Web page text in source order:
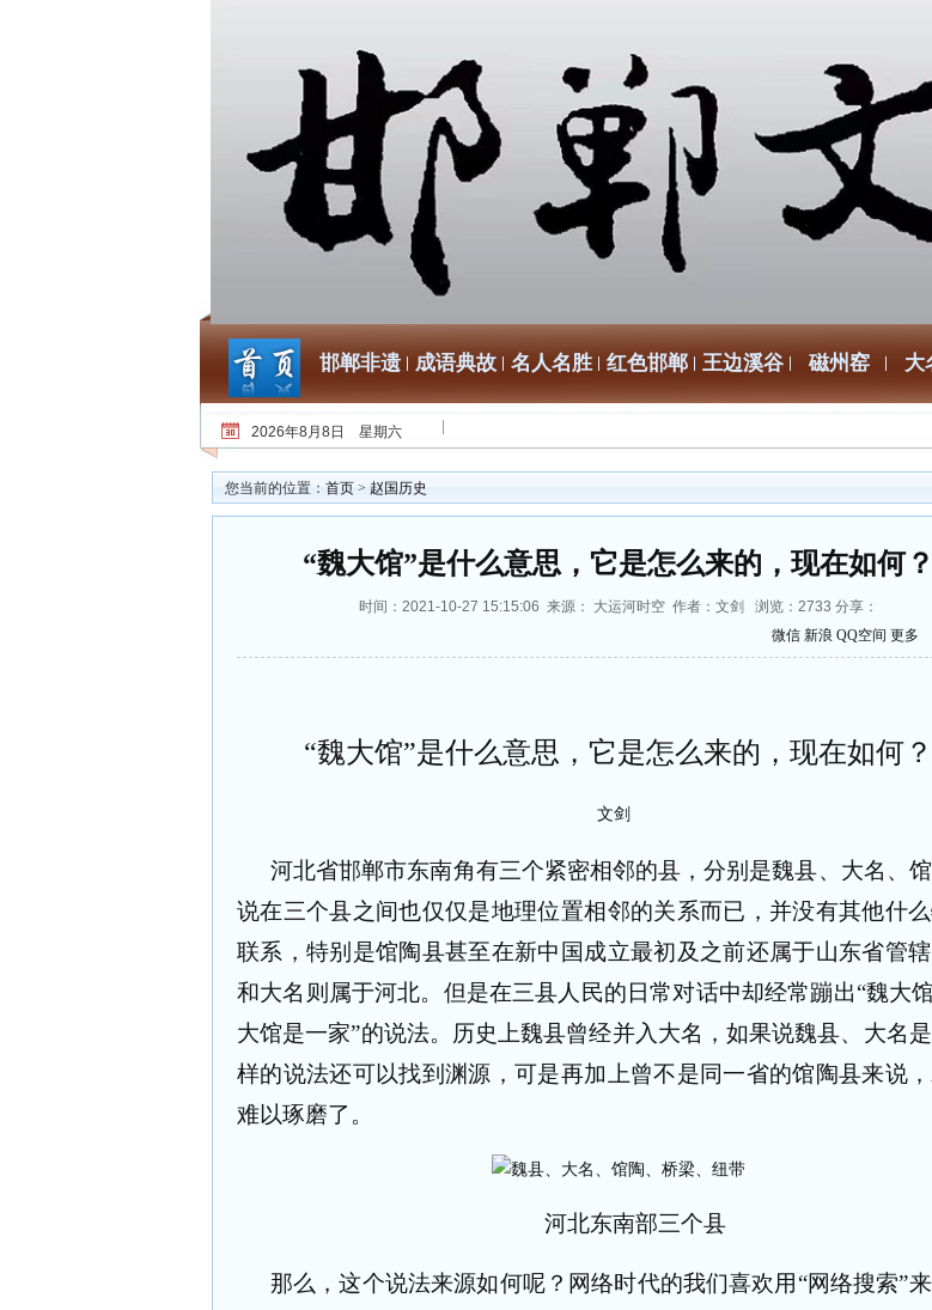
邯郸非遗 成语典故 名人名胜 红色邯郸 王边溪谷 磁州窑 大
2026年8月8日 星期六
您当前的位置： 首页 > 赵国历史
“魏大馆”是什么意思，它是怎么来的，现在如何？
时间：2021-10-27 15:15:06 来源： 大运河时空 作者：文剑 浏览： 2733 分享：
微信 新浪 QQ空间 更多
“魏大馆”是什么意思，它是怎么来的，现在如何？
文剑
河北省邯郸市东南角有三个紧密相邻的县，分别是魏县、大名、
说在三个县之间也仅仅是地理位置相邻的关系而已，并没有其他什
联系，特别是馆陶县甚至在新中国成立最初及之前还属于山东省管
和大名则属于河北。但是在三县人民的日常对话中却经常蹦出“魏大
大馆是一家”的说法。历史上魏县曾经并入大名，如果说魏县、大名
样的说法还可以找到渊源，可是再加上曾不是同一省的馆陶县来说
难以琢磨了。
河北东南部三个县
那么，这个说法来源如何呢？网络时代的我们喜欢用“网络搜索”